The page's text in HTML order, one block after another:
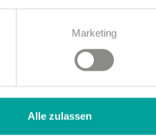
Marketing
Alle zulassen